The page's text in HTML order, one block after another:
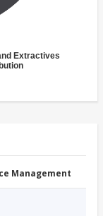
Extractives
Management